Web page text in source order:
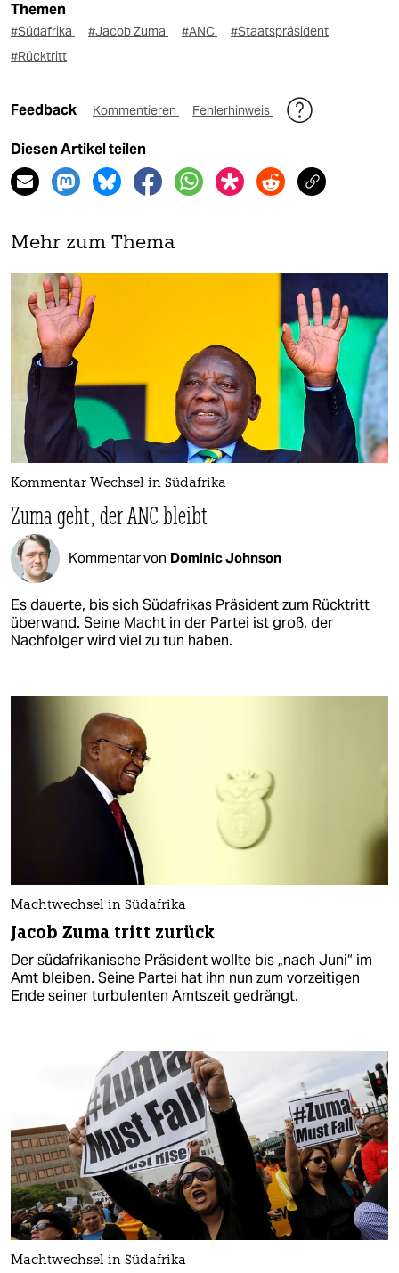
Themen
#Südafrika #Jacob Zuma #ANC
#Staatspräsident
#Rücktritt
Feedback Kommentieren Fehlerhinweis
Diesen Artikel teilen
Mehr zum Thema
Kommentar Wechsel in Südafrika
Zuma geht, der ANC bleibt
Kommentar von Dominic Johnson
Es dauerte, bis sich Südafrikas Präsident zum Rücktritt
überwand. Seine Macht in der Partei ist groß, der
Nachfolger wird viel zu tun haben.
Machtwechsel in Südafrika
Jacob Zuma tritt zurück
Der südafrikanische Präsident wollte bis „nach Juni“ im
Amt bleiben. Seine Partei hat ihn nun zum vorzeitigen
Ende seiner turbulenten Amtszeit gedrängt.
Machtwechsel in Südafrika